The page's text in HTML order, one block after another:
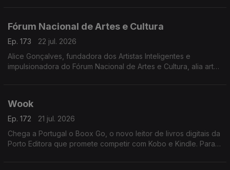
Fórum Nacional de Artes e Cultura
Ep. 173
22 jul. 2026
Alice Gonçalves, fundadora dos Artistas Inteligentes e
impulsionadora do Fórum Nacional de Artes e Cultura, alia arte,
Wook
Ep. 172
21 jul. 2026
Chega a Portugal o Boox Go, o novo leitor de livros digitais da
Porto Editora que promete competir com Kobo e Kindle. Para